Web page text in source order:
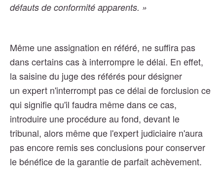
défauts de conformité apparents. »
Même une assignation en référé, ne suffira pas
dans certains cas à interrompre le délai. En effet,
la saisine du juge des référés pour désigner
un expert n'interrompt pas ce délai de forclusion ce
qui signifie qu'il faudra même dans ce cas,
introduire une procédure au fond, devant le
tribunal, alors même que l'expert judiciaire n'aura
pas encore remis ses conclusions pour conserver
le bénéfice de la garantie de parfait achèvement.